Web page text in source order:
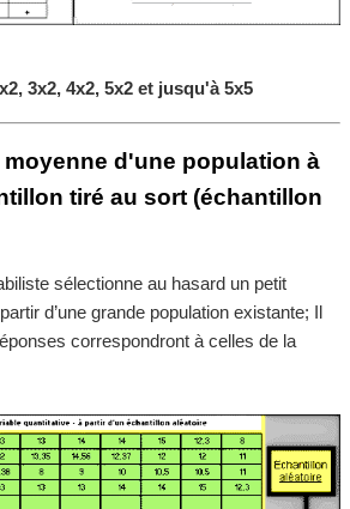
3x2, 4x2, 5x2 et jusqu'à 5x5
d'une population à
tiré au sort (échantillon
sélectionne au hasard un petit
d’une grande population existante; Il
correspondront à celles de la